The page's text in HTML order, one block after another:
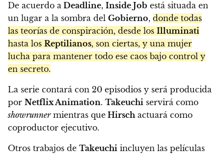
De acuerdo a Deadline, Inside Job está situada en
un lugar a la sombra del Gobierno, donde todas
las teorías de conspiración, desde los Illuminati
hasta los Reptilianos, son ciertas, y una mujer
lucha para mantener todo ese caos bajo control y
en secreto.
La serie contará con 20 episodios y será producida
por Netflix Animation. Takeuchi servirá como
showrunnermientras que Hirschactuará como
coproductor ejecutivo.
Otros trabajos de Takeuchi incluyen las películas